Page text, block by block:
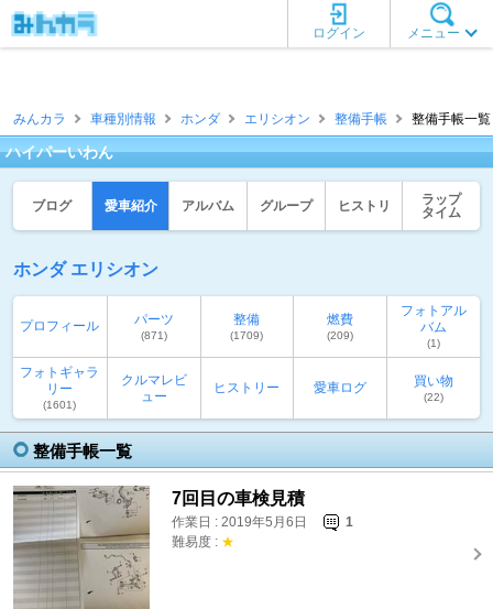
メニュー
ログイン
みんカラ 車種別情報 ホンダ エリシオン 整備手帳 整備手帳一
ハイパーいわん
ブログ 愛車紹介 アルバム グループ ヒストリ
ラップ
タイム
ホンダ エリシオン
プロフィール パーツ
(871)
整備
(1709)
燃費
(209)
フォトアル
バム
(1)
フォトギャラ
リー
(1601)
クルマレビ
ュー
ヒストリー 愛車ログ 買い物
(22)
整備手帳一覧
7回目の車検見積
作業日 : 2019年5月6日
1
難易度 : ★